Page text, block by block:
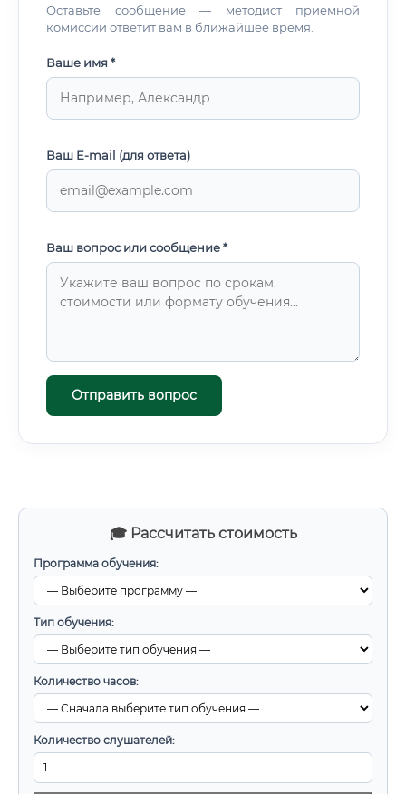
🎓 Рассчитать стоимость
Программа обучения:
Тип обучения:
Количество часов:
Количество слушателей:
Оставьте сообщение — методист приемной
комиссии ответит вам в ближайшее время.
Ваше имя *
Ваш E-mail (для ответа)
Ваш вопрос или сообщение *
Отправить вопрос